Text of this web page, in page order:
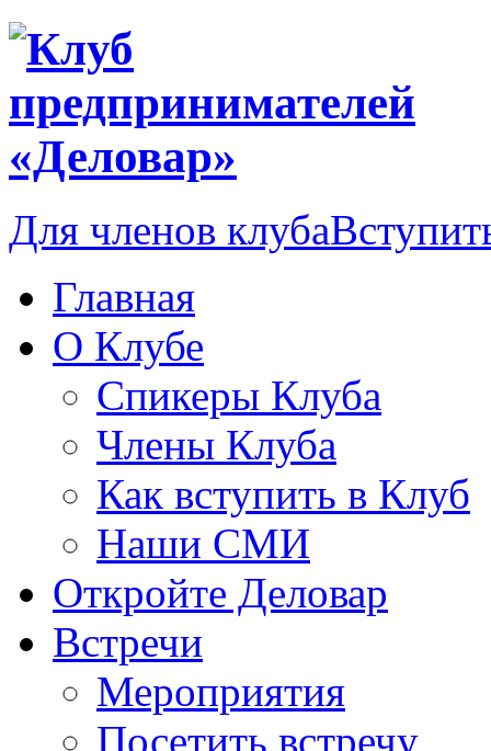
Для членов клуба
Главная
О Клубе
Спикеры Клуба
Члены Клуба
Как вступить в Клуб
Наши СМИ
Откройте Деловар
Встречи
Мероприятия
Посетить встречу